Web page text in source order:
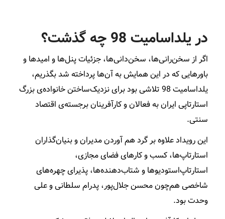
در یلداسامیت 98 چه گذشت؟
اگر از سخن‌رانی‌ها، سخن‌دانی‌ها، جزئیات پنل‌ها و امیدها و
باورهایی که در این همایش به آن‌ها پرداخته شد بگذریم،
یلداسامیت 98 تلاشی بود برای نزدیک‌ساختن خانواده‌ی بزرگ
استارتاپی ایران به فعالان و کارآفرینان برجسته‌ی اقتصاد
سنتی.
این رویداد علاوه بر گرد هم آوردن مدیران و بنیان‌گذاران
استارتاپ‌ها، کسب و کارهای فضای مجازی،
استارتاپ‌استودیوها و شتاب‌دهنده‌ها، پذیرای چهره‌های
شاخصی هم‌چون محسن جلال‌پور، پدرام سلطانی و علی
وحدت بود.